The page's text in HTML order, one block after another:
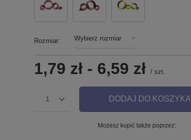
Rozmiar Wybierz rozmiar
1,79 zł - 6,59 zł / szt.
1 DODAJ DO KOSZYKA
Możesz kupić także poprzez: